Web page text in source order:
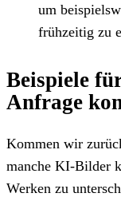
um
frühzeitig zu
Beispiele
Anfrage
Kommen wir
manche KI-Bilder
Werken zu